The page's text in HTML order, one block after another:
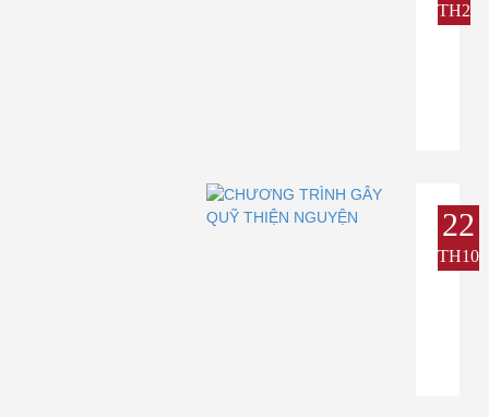
TH2
22
TH10